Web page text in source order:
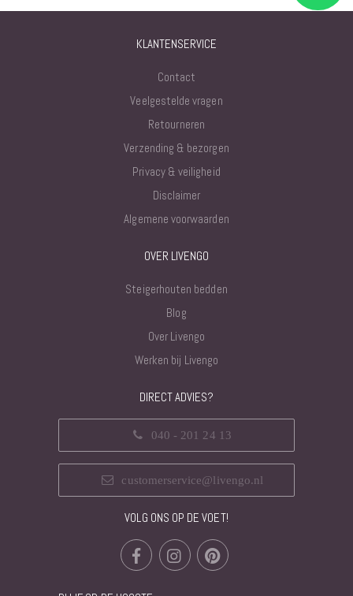
KLANTENSERVICE
Contact
Veelgestelde vragen
Retourneren
Verzending & bezorgen
Privacy & veiligheid
Disclaimer
Algemene voorwaarden
OVER LIVENGO
Steigerhouten bedden
Blog
Over Livengo
Werken bij Livengo
DIRECT ADVIES?
040 - 201 24 13
customerservice@livengo.nl
VOLG ONS OP DE VOET!